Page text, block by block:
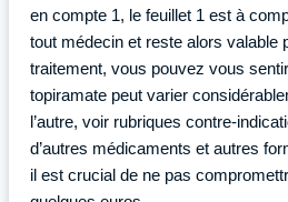
en compte 1, le feuillet 1 est à
tout médecin et reste alors valable
traitement, vous pouvez vous
topiramate peut varier
l’autre, voir rubriques contre-
d’autres médicaments et autres
il est crucial de ne pas